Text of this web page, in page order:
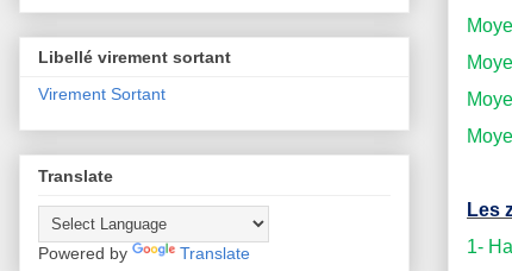
Les
1-
Libellé virement sortant
Virement Sortant
Translate
Powered by Translate